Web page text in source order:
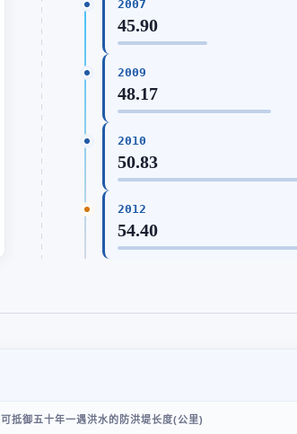
2007
45.90
2009
48.17
2010
50.83
2012
54.40
可抵御五十年一遇洪水的防洪堤长度(公里)